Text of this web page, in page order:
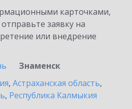
карточками,
заявку на
или внедрение
Знаменск
, Астраханская область,
, Республика Калмыкия